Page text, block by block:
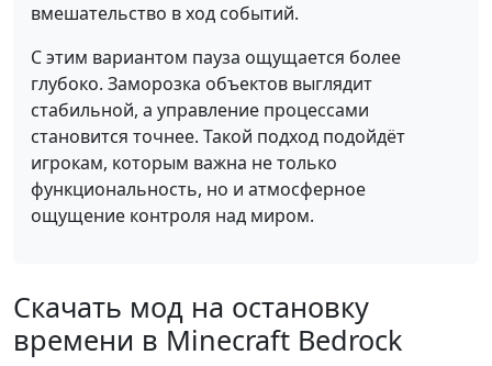
вмешательство в ход событий.
С этим вариантом пауза ощущается более
глубоко. Заморозка объектов выглядит
стабильной, а управление процессами
становится точнее. Такой подход подойдёт
игрокам, которым важна не только
функциональность, но и атмосферное
ощущение контроля над миром.
Скачать мод на остановку
времени в Minecraft Bedrock